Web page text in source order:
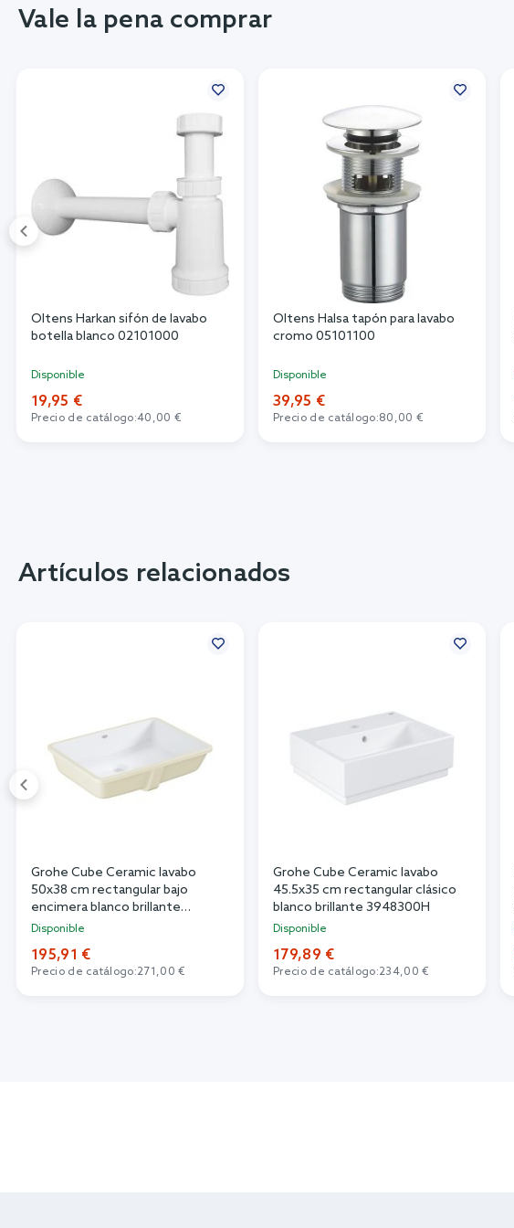
Vale la pena comprar
Oltens Harkan sifón de lavabo
botella blanco 02101000
Disponible
19,95 €
Precio de catálogo:40,00 €
Oltens Halsa tapón para lavabo
cromo 05101100
Disponible
39,95 €
Precio de catálogo:80,00 €
Artículos relacionados
Grohe Cube Ceramic lavabo
50x38 cm rectangular bajo
encimera blanco brillante
3948000H
Disponible
195,91 €
Precio de catálogo:271,00 €
Grohe Cube Ceramic lavabo
45.5x35 cm rectangular clásico
blanco brillante 3948300H
Disponible
179,89 €
Precio de catálogo:234,00 €